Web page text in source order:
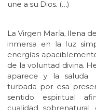
une a su Dios. (…)
La Virgen María, llena
inmersa en la luz
energías
de la voluntad divina.
aparece y la saluda.
turbada por esa
sentido espiritual
cualidad